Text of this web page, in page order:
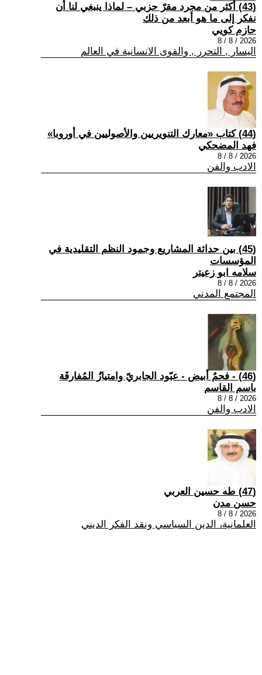
(43) أكثر من مجرد مقرّ حزبي – لماذا ينبغي لنا أن
نفكر إلى ما هو أبعد من ذلك
حازم كويي
2026 / 8 / 8
اليسار , التحرر , والقوى الانسانية في العالم
(44) كتاب «معارك التنويريين والأصوليين في أوروبا»
فهد المضحكي
2026 / 8 / 8
الادب والفن
(45) بين حداثة المشاريع وجمود النظم التقليدية في
المؤسسات
سلامه ابو زعيتر
2026 / 8 / 8
المجتمع المدني
(46) - فحمٌ أبيض - عبّود الجابريّ وامتيازُ المُفارقَة
باسم القاسم
2026 / 8 / 8
الادب والفن
(47) طه حسين العربي
حسن مدن
2026 / 8 / 8
العلمانية، الدين السياسي ونقد الفكر الديني